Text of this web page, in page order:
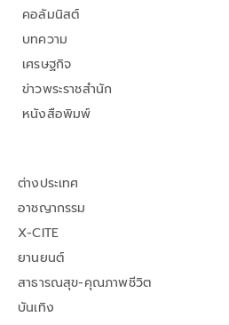
คอลัมนิสต์
บทความ
เศรษฐกิจ
ข่าวพระราชสำนัก
หนังสือพิมพ์
ต่างประเทศ
อาชญากรรม
X-CITE
ยานยนต์
สาธารณสุข-คุณภาพชีวิต
บันเทิง